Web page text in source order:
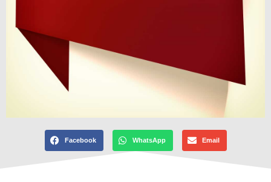
Facebook WhatsApp Email